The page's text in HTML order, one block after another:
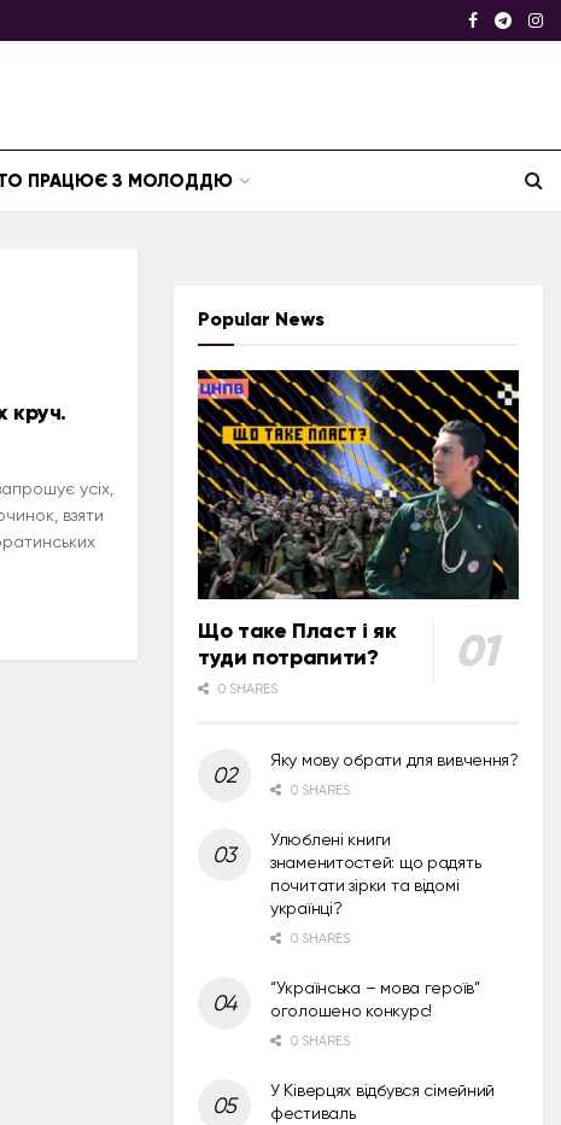
ПРАЦЮЄ З МОЛОДДЮ
круч.
усіх,
взяти
Popular News
Що таке Пласт і як
туди потрапити?
0 SHARES
Яку мову обрати для вивчення?
0 SHARES
Улюблені книги
знаменитостей: що радять
почитати зірки та відомі
українці?
0 SHARES
“Українська – мова героїв”
оголошено конкурс!
0 SHARES
У Ківерцях відбувся сімейний
фестиваль